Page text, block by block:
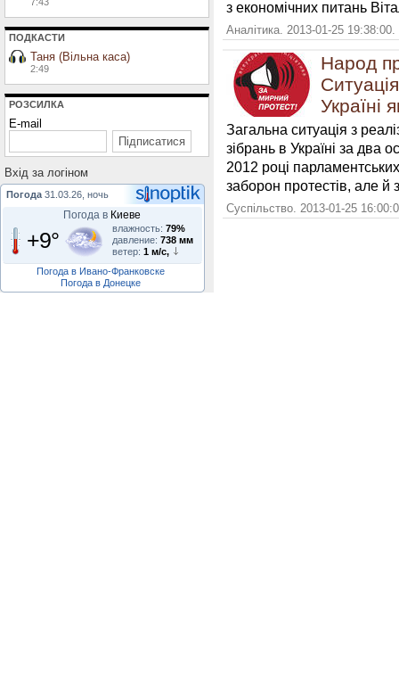
ПОДКАСТИ
Таня (Вільна каса)
2:49
РОЗСИЛКА
E-mail
Вхiд за логiном
Погода 31.03.26, ночь
Погода в Киеве
+9° влажность: 79%
давление: 738 мм
ветер: 1 м/с,
Погода в Ивано-Франковске
Погода в Донецке
з економічних питань
Аналітика. 2013-01-25
Народ
Україні
Загальна ситуація з
зібрань в Україні за два
2012 році
заборон протестів, але й
Суспільство. 2013-01-25